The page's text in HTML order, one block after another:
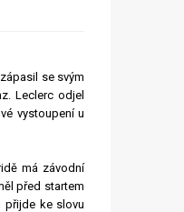
se svým
Leclerc odjel
vystoupení u
má závodní
před startem
přijde ke slovu